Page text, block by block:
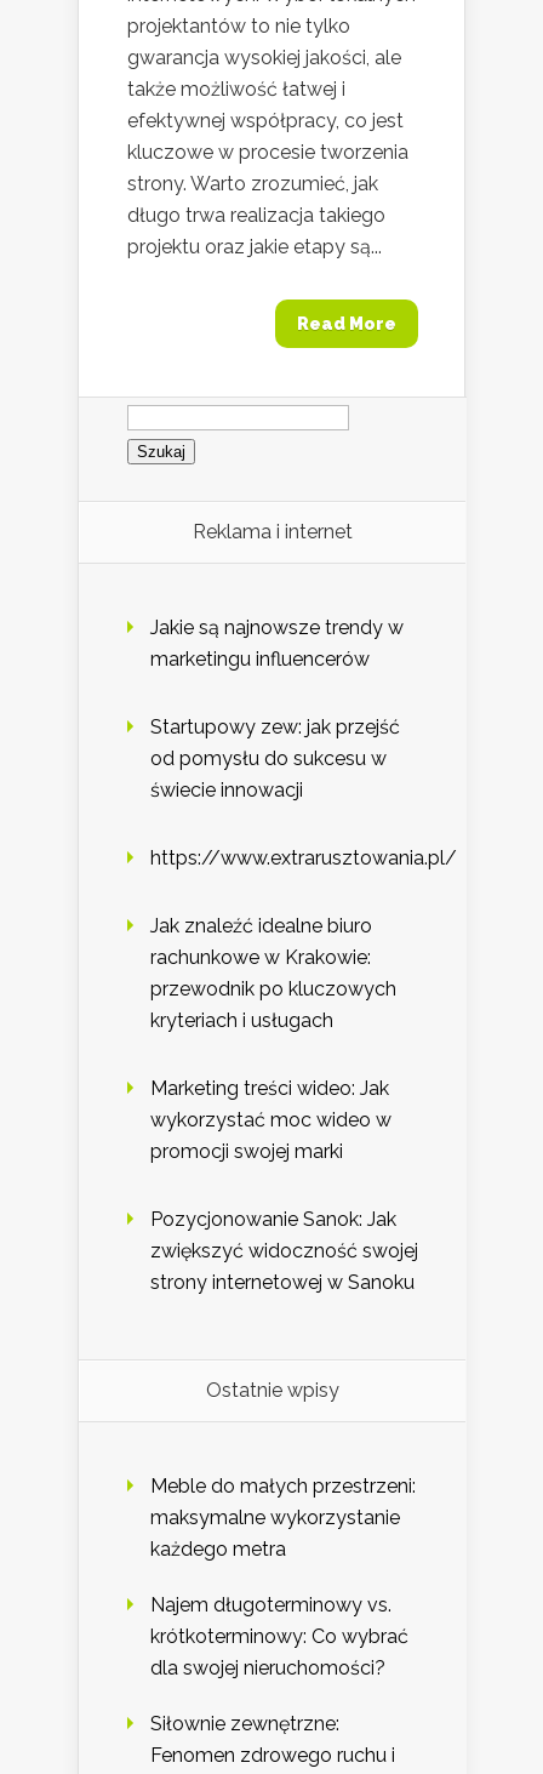
projektantów to nie tylko
gwarancja wysokiej jakości, ale
także możliwość łatwej i
efektywnej współpracy, co jest
kluczowe w procesie tworzenia
strony. Warto zrozumieć, jak
długo trwa realizacja takiego
projektu oraz jakie etapy są...
Read More
Szukaj:
Reklama i internet
Jakie są najnowsze trendy w
marketingu influencerów
Startupowy zew: jak przejść
od pomysłu do sukcesu w
świecie innowacji
https://www.extrarusztowania.pl/
Jak znaleźć idealne biuro
rachunkowe w Krakowie:
przewodnik po kluczowych
kryteriach i usługach
Marketing treści wideo: Jak
wykorzystać moc wideo w
promocji swojej marki
Pozycjonowanie Sanok: Jak
zwiększyć widoczność swojej
strony internetowej w Sanoku
Ostatnie wpisy
Meble do małych przestrzeni:
maksymalne wykorzystanie
każdego metra
Najem długoterminowy vs.
krótkoterminowy: Co wybrać
dla swojej nieruchomości?
Siłownie zewnętrzne:
Fenomen zdrowego ruchu i